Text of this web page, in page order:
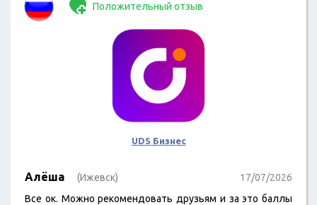
Положительный отзыв
UDS Бизнес
Алёша (Ижевск)
17/07/2026
Все ок. Можно рекомендовать друзьям и за это баллы